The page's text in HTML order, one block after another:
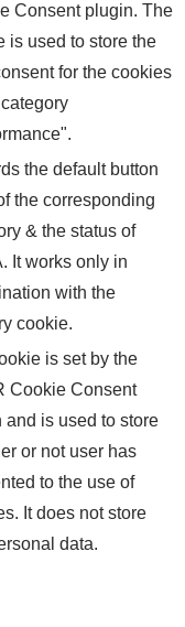
Consent plugin. The
is used to store the
for the cookies
the default button
the corresponding
& the status of
It works only in
with the
cookie.
is set by the
Cookie Consent
and is used to store
or not user has
to the use of
It does not store
data.